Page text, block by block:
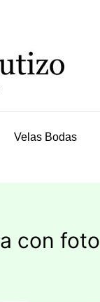
Velas Bodas
con foto